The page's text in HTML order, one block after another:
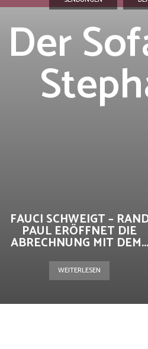
Der
FAUCI SCHWEIGT –
PAUL ERÖFFNET DIE
ABRECHNUNG MIT DEM...
WEITERLESEN